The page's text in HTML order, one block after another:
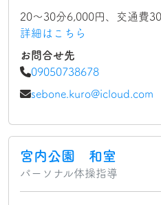
20〜30分6,000円、交通費
詳細はこちら
お問合せ先
09050738678
sebone.kuro@icloud.com
宮内公園 和室
パーソナル体操指導